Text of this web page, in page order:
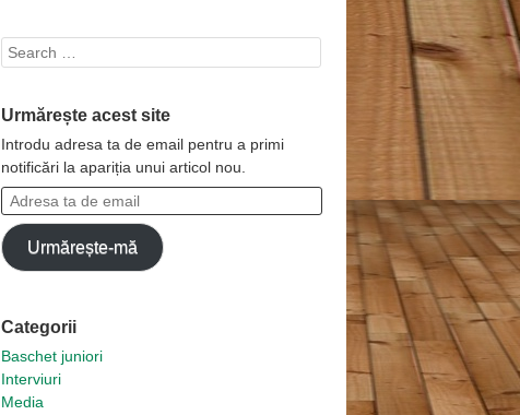
Search
Urmărește acest site
Introdu adresa ta de email pentru a primi
notificări la apariția unui articol nou.
Adresa
ta
de
email
Urmărește-mă
Categorii
Baschet juniori
Interviuri
Media